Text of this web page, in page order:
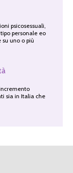
psicosessuali,
personale eo
uno o più
sia in Italia che